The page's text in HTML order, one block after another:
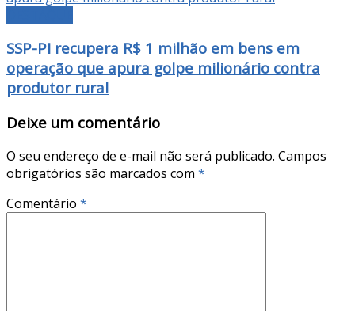
SSP-PI recupera R$ 1 milhão em bens em
operação que apura golpe milionário contra
produtor rural
Deixe um comentário
O seu endereço de e-mail não será publicado. Campos
obrigatórios são marcados com *
Comentário *